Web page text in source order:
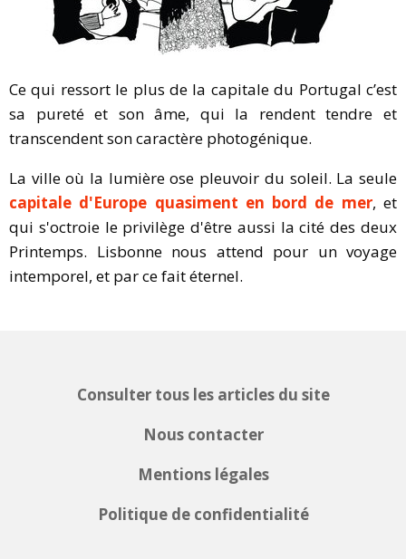
Ce qui ressort le plus de la capitale du Portugal c’est
sa pureté et son âme, qui la rendent tendre et
transcendent son caractère photogénique.
La ville où la lumière ose pleuvoir du soleil. La seule
capitale d'Europe quasiment en bord de mer, et
qui s'octroie le privilège d'être aussi la cité des deux
Printemps. Lisbonne nous attend pour un voyage
intemporel, et par ce fait éternel.
Consulter tous les articles du site
Nous contacter
Mentions légales
Politique de confidentialité